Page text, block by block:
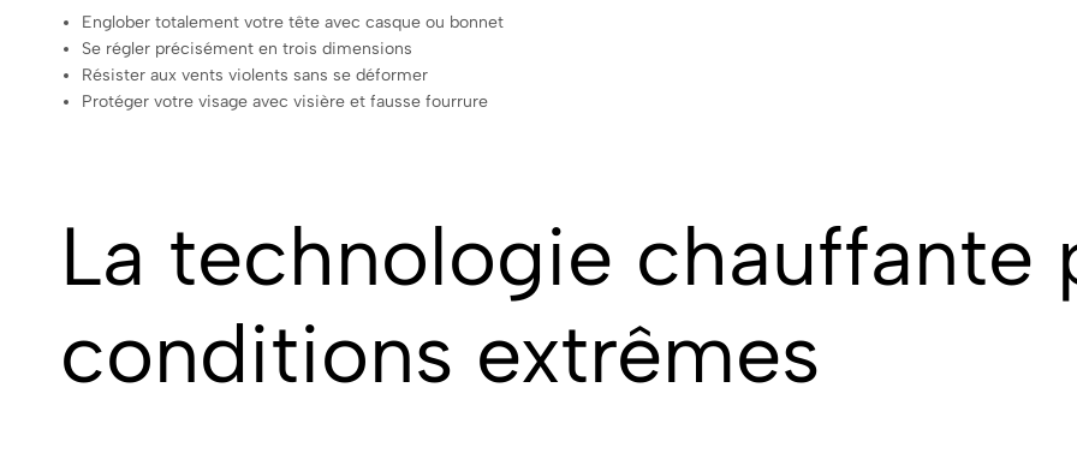
Englober totalement votre tête avec casque ou bonnet
Se régler précisément en trois dimensions
Résister aux vents violents sans se déformer
Protéger votre visage avec visière et fausse fourrure
La technologie chauffante
conditions extrêmes